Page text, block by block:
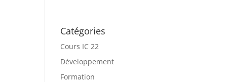
Catégories
Cours IC 22
Développement
Formation